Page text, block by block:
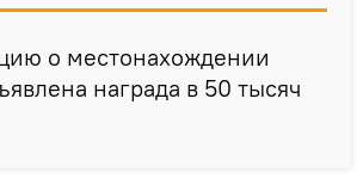
о местонахождении
награда в 50 тысяч